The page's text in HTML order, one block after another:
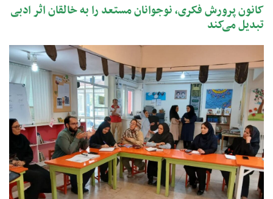
کانون پرورش فکری، نوجوانان مستعد را به خالقان اثر ادبی
تبدیل می‌کند